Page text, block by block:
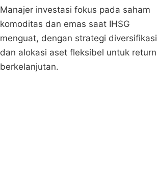
Manajer investasi fokus pada saham
komoditas dan emas saat IHSG
menguat, dengan strategi diversifikasi
dan alokasi aset fleksibel untuk return
berkelanjutan.